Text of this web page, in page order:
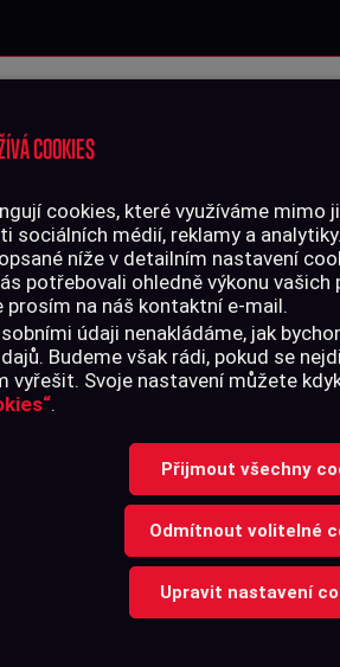
COOKIES
cookies, které využíváme mimo
sociálních médií, reklamy a
níže v detailním nastavení
potřebovali ohledně výkonu
na náš kontaktní e-mail.
údaji nenakládáme, jak
Budeme však rádi, pokud se
vyřešit. Svoje nastavení můžete
.
Přijmout všechny
Odmítnout volitelné
Upravit nastavení
>Kartáček bronz - 12 mm, .44, .45,